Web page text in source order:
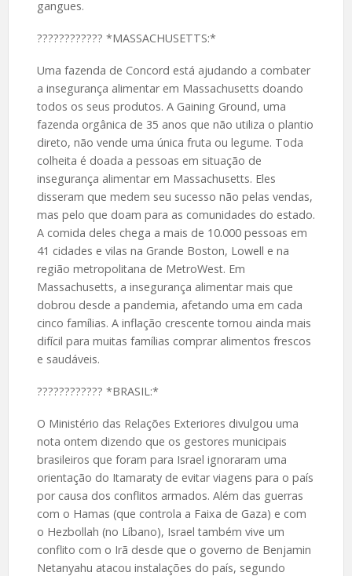
gangues.
????️???????? *MASSACHUSETTS:*
Uma fazenda de Concord está ajudando a combater
a insegurança alimentar em Massachusetts doando
todos os seus produtos. A Gaining Ground, uma
fazenda orgânica de 35 anos que não utiliza o plantio
direto, não vende uma única fruta ou legume. Toda
colheita é doada a pessoas em situação de
insegurança alimentar em Massachusetts. Eles
disseram que medem seu sucesso não pelas vendas,
mas pelo que doam para as comunidades do estado.
A comida deles chega a mais de 10.000 pessoas em
41 cidades e vilas na Grande Boston, Lowell e na
região metropolitana de MetroWest. Em
Massachusetts, a insegurança alimentar mais que
dobrou desde a pandemia, afetando uma em cada
cinco famílias. A inflação crescente tornou ainda mais
difícil para muitas famílias comprar alimentos frescos
e saudáveis.
????️???????? *BRASIL:*
O Ministério das Relações Exteriores divulgou uma
nota ontem dizendo que os gestores municipais
brasileiros que foram para Israel ignoraram uma
orientação do Itamaraty de evitar viagens para o país
por causa dos conflitos armados. Além das guerras
com o Hamas (que controla a Faixa de Gaza) e com
o Hezbollah (no Líbano), Israel também vive um
conflito com o Irã desde que o governo de Benjamin
Netanyahu atacou instalações do país, segundo